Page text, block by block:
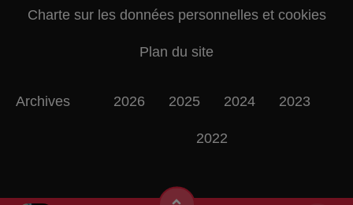
Charte sur les données personnelles et cookies
Plan du site
Archives 2026 2025 2024 2023
2022